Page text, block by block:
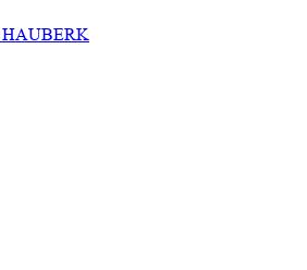
HAUBERK